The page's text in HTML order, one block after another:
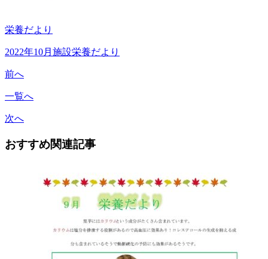
栄養だより
2022年10月施設栄養だより
前へ
一覧へ
次へ
おすすめ関連記事